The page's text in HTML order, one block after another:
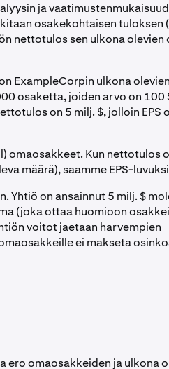
ja
osakekohtaisen tuloksen
nettotulos sen ulkona olevien
ExampleCorpin ulkona
osaketta, joiden arvo on 100
on 5 milj. $, jolloin EPS
omaosakkeet. Kun nettotulos
määrä), saamme EPS-
Yhtiö on ansainnut 5 milj. $
(joka ottaa huomioon
voitot jaetaan harvempien
ei makseta
ero omaosakkeiden ja ulkona